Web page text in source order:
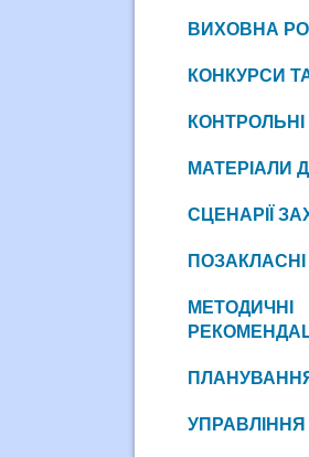
ВИХОВНА
КОНКУРСИ
МАТЕРІАЛИ
СЦЕНАРІЇ
МЕТОДИЧНІ